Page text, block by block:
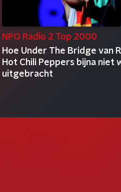
NPO Radio 2 Top 2000
Hoe Under The Bridge van
Hot Chili Peppers bijna niet
uitgebracht